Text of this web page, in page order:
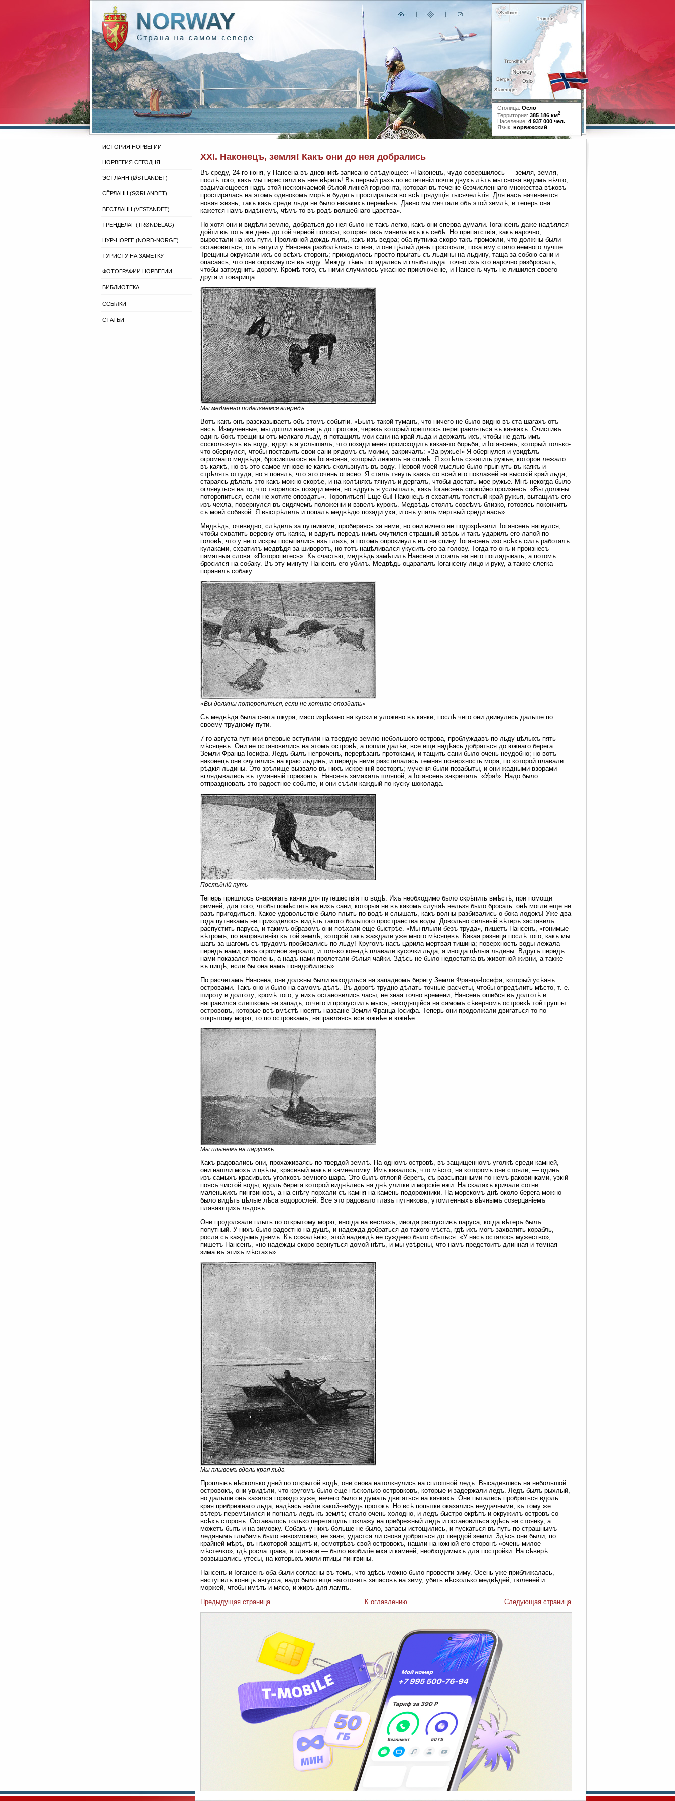
Столица: Осло
Территория: 385 186 км2
Население: 4 937 000 чел.
Язык: норвежский
ИСТОРИЯ НОРВЕГИИ
НОРВЕГИЯ СЕГОДНЯ
ЭСТЛАНН (ØSTLANDET)
СЁРЛАНН (SØRLANDET)
ВЕСТЛАНН (VESTANDET)
ТРЁНДЕЛАГ (TRØNDELAG)
НУР-НОРГЕ (NORD-NORGE)
ТУРИСТУ НА ЗАМЕТКУ
ФОТОГРАФИИ НОРВЕГИИ
БИБЛИОТЕКА
ССЫЛКИ
СТАТЬИ
XXI. Наконецъ, земля! Какъ они до нея добрались
Въ среду, 24-го іюня, у Нансена въ дневникѣ записано слѣдующее: «Наконецъ, чудо совершилось — земля, земля,
послѣ того, какъ мы перестали въ нее вѣрить! Въ первый разъ по истеченіи почти двухъ лѣтъ мы снова видимъ нѣчто,
вздымающееся надъ этой нескончаемой бѣлой линіей горизонта, которая въ теченіе безчисленнаго множества вѣковъ
простиралась на этомъ одинокомъ морѣ и будетъ простираться во всѣ грядущія тысячелѣтія. Для насъ начинается
новая жизнь, такъ какъ среди льда не было никакихъ перемѣнъ. Давно мы мечтали объ этой землѣ, и теперь она
кажется намъ видѣніемъ, чѣмъ-то въ родѣ волшебнаго царства».
Но хотя они и видѣли землю, добраться до нея было не такъ легко, какъ они сперва думали. Іогансенъ даже надѣялся
дойти въ тотъ же день до той черной полосы, которая такъ манила ихъ къ себѣ. Но препятствія, какъ нарочно,
выростали на ихъ пути. Проливной дождь лилъ, какъ изъ ведра; оба путника скоро такъ промокли, что должны были
остановиться; отъ натуги у Нансена разболѣлась спина, и они цѣлый день простояли, пока ему стало немного лучше.
Трещины окружали ихъ со всѣхъ сторонъ; приходилось просто прыгать съ льдины на льдину, таща за собою сани и
опасаясь, что они опрокинутся въ воду. Между тѣмъ попадались и глыбы льда: точно ихъ кто нарочно разбросалъ,
чтобы затруднить дорогу. Кромѣ того, съ ними случилось ужасное приключеніе, и Нансенъ чуть не лишился своего
друга и товарища.
Мы медленно подвигаемся впередъ
Вотъ какъ онъ разсказываетъ объ этомъ событіи. «Былъ такой туманъ, что ничего не было видно въ ста шагахъ отъ
насъ. Измученные, мы дошли наконецъ до протока, черезъ который пришлось переправляться въ каякахъ. Очистивъ
одинъ бокъ трещины отъ мелкаго льду, я потащилъ мои сани на край льда и держалъ ихъ, чтобы не дать имъ
соскользнуть въ воду; вдругъ я услышалъ, что позади меня происходитъ какая-то борьба, и Іогансенъ, который только-
что обернулся, чтобы поставить свои сани рядомъ съ моими, закричалъ: «За ружье!» Я обернулся и увидѣлъ
огромнаго медвѣдя, бросившагося на Іогансена, который лежалъ на спинѣ. Я хотѣлъ схватить ружье, которое лежало
въ каякѣ, но въ это самое мгновеніе каякъ скользнулъ въ воду. Первой моей мыслью было прыгнуть въ каякъ и
стрѣлять оттуда, но я понялъ, что это очень опасно. Я сталъ тянуть каякъ со всей его поклажей на высокій край льда,
стараясь дѣлать это какъ можно скорѣе, и на колѣняхъ тянулъ и дергалъ, чтобы достать мое ружье. Мнѣ некогда было
оглянуться на то, что творилось позади меня, но вдругъ я услышалъ, какъ Іогансенъ спокойно произнесъ: «Вы должны
поторопиться, если не хотите опоздать». Торопиться! Еще бы! Наконецъ я схватилъ толстый край ружья, вытащилъ его
изъ чехла, повернулся въ сидячемъ положеніи и взвелъ курокъ. Медвѣдь стоялъ совсѣмъ близко, готовясь покончить
съ моей собакой. Я выстрѣлилъ и попалъ медвѣдю позади уха, и онъ упалъ мертвый среди насъ».
Медвѣдь, очевидно, слѣдилъ за путниками, пробираясь за ними, но они ничего не подозрѣвали. Іогансенъ нагнулся,
чтобы схватить веревку отъ каяка, и вдругъ передъ нимъ очутился страшный звѣрь и такъ ударилъ его лапой по
головѣ, что у него искры посыпались изъ глазъ, а потомъ опрокинулъ его на спину. Іогансенъ изо всѣхъ силъ работалъ
кулаками, схватилъ медвѣдя за шиворотъ, но тотъ нацѣливался укусить его за голову. Тогда-то онъ и произнесъ
памятныя слова: «Поторопитесь». Къ счастью, медвѣдь замѣтилъ Нансена и сталъ на него поглядывать, а потомъ
бросился на собаку. Въ эту минуту Нансенъ его убилъ. Медвѣдь оцарапалъ Іогансену лицо и руку, а также слегка
поранилъ собаку.
«Вы должны поторопиться, если не хотите опоздать»
Съ медвѣдя была снята шкура, мясо изрѣзано на куски и уложено въ каяки, послѣ чего они двинулись дальше по
своему трудному пути.
7-го августа путники впервые вступили на твердую землю небольшого острова, проблуждавъ по льду цѣлыхъ пять
мѣсяцевъ. Они не остановились на этомъ островѣ, а пошли далѣе, все еще надѣясь добраться до южнаго берега
Земли Франца-Іосифа. Ледъ былъ непроченъ, перерѣзанъ протоками, и тащить сани было очень неудобно; но вотъ
наконецъ они очутились на краю льдинъ, и передъ ними разстилалась темная поверхность моря, по которой плавали
рѣдкія льдины. Это зрѣлище вызвало въ нихъ искренній восторгъ; мученія были позабыты, и они жадными взорами
вглядывались въ туманный горизонтъ. Нансенъ замахалъ шляпой, а Іогансенъ закричалъ: «Ура!». Надо было
отпраздновать это радостное событіе, и они съѣли каждый по куску шоколада.
Послѣдній путь
Теперь пришлось снаряжать каяки для путешествія по водѣ. Ихъ необходимо было скрѣпить вмѣстѣ, при помощи
ремней, для того, чтобы помѣстить на нихъ сани, которыя ни въ какомъ случаѣ нельзя было бросать: онѣ могли еще не
разъ пригодиться. Какое удовольствіе было плыть по водѣ и слышать, какъ волны разбивались о бока лодокъ! Уже два
года путникамъ не приходилось видѣть такого большого пространства воды. Довольно сильный вѣтеръ заставилъ
распустить паруса, и такимъ образомъ они поѣхали еще быстрѣе. «Мы плыли безъ труда», пишетъ Нансенъ, «гонимые
вѣтромъ, по направленію къ той землѣ, которой такъ жаждали уже много мѣсяцевъ. Какая разница послѣ того, какъ мы
шагъ за шагомъ съ трудомъ пробивались по льду! Кругомъ насъ царила мертвая тишина; поверхность воды лежала
передъ нами, какъ огромное зеркало, и только кое-гдѣ плавали кусочки льда, а иногда цѣлыя льдины. Вдругъ передъ
нами показался тюлень, а надъ нами пролетали бѣлыя чайки. Здѣсь не было недостатка въ животной жизни, а также
въ пищѣ, если бы она намъ понадобилась».
По расчетамъ Нансена, они должны были находиться на западномъ берегу Земли Франца-Іосифа, который усѣянъ
островами. Такъ оно и было на самомъ дѣлѣ. Въ дорогѣ трудно дѣлать точные расчеты, чтобы опредѣлить мѣсто, т. е.
широту и долготу; кромѣ того, у нихъ остановились часы; не зная точно времени, Нансенъ ошибся въ долготѣ и
направился слишкомъ на западъ, отчего и пропустилъ мысъ, находящійся на самомъ сѣверномъ островкѣ той группы
острововъ, которые всѣ вмѣстѣ носятъ названіе Земли Франца-Іосифа. Теперь они продолжали двигаться то по
открытому морю, то по островкамъ, направляясь все южнѣе и южнѣе.
Мы плывемъ на парусахъ
Какъ радовались они, прохаживаясь по твердой землѣ. На одномъ островѣ, въ защищенномъ уголкѣ среди камней,
они нашли мохъ и цвѣты, красивый макъ и камнеломку. Имъ казалось, что мѣсто, на которомъ они стояли, — одинъ
изъ самыхъ красивыхъ уголковъ земного шара. Это былъ отлогій берегъ, съ разсыпанными по немъ раковинками, узкій
поясъ чистой воды, вдоль берега которой виднѣлись на днѣ улитки и морскіе ежи. На скалахъ кричали сотни
маленькихъ пингвиновъ, а на снѣгу порхали съ камня на камень подорожники. На морскомъ днѣ около берега можно
было видѣть цѣлые лѣса водорослей. Все это радовало глазъ путниковъ, утомленныхъ вѣчнымъ созерцаніемъ
плавающихъ льдовъ.
Они продолжали плыть по открытому морю, иногда на веслахъ, иногда распустивъ паруса, когда вѣтеръ былъ
попутный. У нихъ было радостно на душѣ, и надежда добраться до такого мѣста, гдѣ ихъ могъ захватить корабль,
росла съ каждымъ днемъ. Къ сожалѣнію, этой надеждѣ не суждено было сбыться. «У насъ осталось мужество»,
пишетъ Нансенъ, «но надежды скоро вернуться домой нѣтъ, и мы увѣрены, что намъ предстоитъ длинная и темная
зима въ этихъ мѣстахъ».
Мы плывемъ вдоль края льда
Проплывъ нѣсколько дней по открытой водѣ, они снова натолкнулись на сплошной ледъ. Высадившись на небольшой
островокъ, они увидѣли, что кругомъ было еще нѣсколько островковъ, которые и задержали ледъ. Ледъ былъ рыхлый,
но дальше онъ казался гораздо хуже; нечего было и думать двигаться на каякахъ. Они пытались пробраться вдоль
края прибрежнаго льда, надѣясь найти какой-нибудь протокъ. Но всѣ попытки оказались неудачными; къ тому же
вѣтеръ перемѣнился и погналъ ледъ къ землѣ; стало очень холодно, и ледъ быстро окрѣпъ и окружилъ островъ со
всѣхъ сторонъ. Оставалось только перетащить поклажу на прибрежный ледъ и остановиться здѣсь на стоянку, а
можетъ быть и на зимовку. Собакъ у нихъ больше не было, запасы истощились, и пускаться въ путь по страшнымъ
ледянымъ глыбамъ было невозможно, не зная, удастся ли снова добраться до твердой земли. Здѣсь они были, по
крайней мѣрѣ, въ нѣкоторой защитѣ и, осмотрѣвъ свой островокъ, нашли на южной его сторонѣ «очень милое
мѣстечко», гдѣ росла трава, а главное — было изобиліе мха и камней, необходимыхъ для постройки. На сѣверѣ
возвышались утесы, на которыхъ жили птицы пингвины.
Нансенъ и Іогансенъ оба были согласны въ томъ, что здѣсь можно было провести зиму. Осень уже приближалась,
наступилъ конецъ августа; надо было еще наготовить запасовъ на зиму, убить нѣсколько медвѣдей, тюленей и
моржей, чтобы имѣть и мясо, и жиръ для лампъ.
Предыдущая страница
К оглавлению Следующая страница